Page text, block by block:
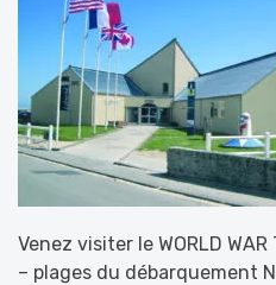
Venez visiter le WORLD WAR
– plages du débarquement